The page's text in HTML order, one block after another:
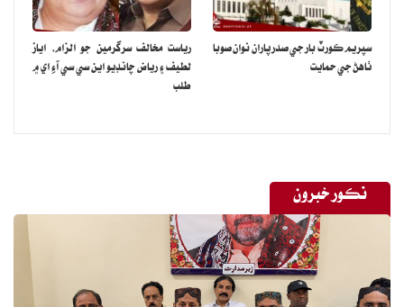
سپريم ڪورٽ بار جي صدر پاران نوان صوبا
ٺاهڻ جي حمايت
رياست مخالف سرگرمين جو الزام، اياز
لطيف ۽ رياض چانڊيو اين سي سي آءِ اي ۾
طلب
نڪور خبرون